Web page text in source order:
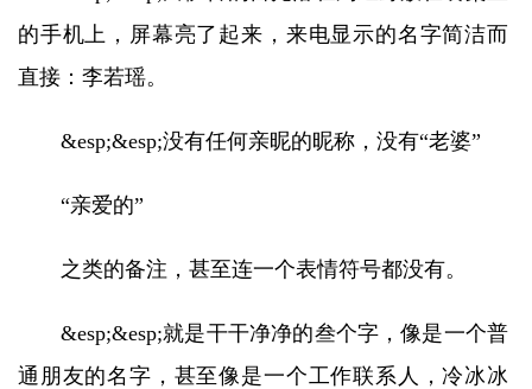
的手机上，屏幕亮了起来，来电显示的名字简洁而
直接：李若瑶。
&esp;&esp;没有任何亲昵的昵称，没有“老婆”
“亲爱的”
之类的备注，甚至连一个表情符号都没有。
&esp;&esp;就是干干净净的叁个字，像是一个普
通朋友的名字，甚至像是一个工作联系人，冷冰冰